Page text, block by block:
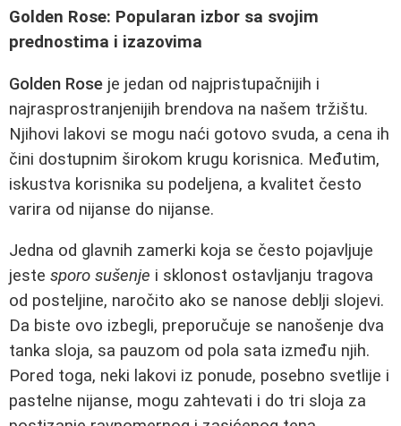
Golden Rose: Popularan izbor sa svojim
prednostima i izazovima
Golden Rose je jedan od najpristupačnijih i
najrasprostranjenijih brendova na našem tržištu.
Njihovi lakovi se mogu naći gotovo svuda, a cena ih
čini dostupnim širokom krugu korisnica. Međutim,
iskustva korisnika su podeljena, a kvalitet često
varira od nijanse do nijanse.
Jedna od glavnih zamerki koja se često pojavljuje
jeste sporo sušenje i sklonost ostavljanju tragova
od posteljine, naročito ako se nanose deblji slojevi.
Da biste ovo izbegli, preporučuje se nanošenje dva
tanka sloja, sa pauzom od pola sata između njih.
Pored toga, neki lakovi iz ponude, posebno svetlije i
pastelne nijanse, mogu zahtevati i do tri sloja za